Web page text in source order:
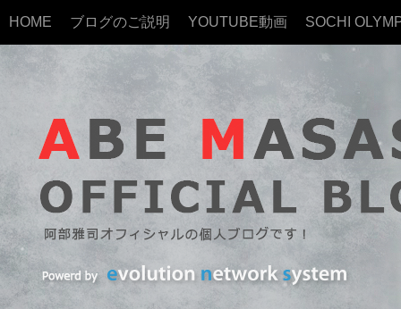
HOME ブログのご説明 YOUTUBE動画 SOCHI